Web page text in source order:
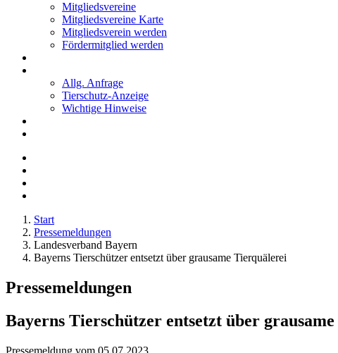
Mitgliedsvereine
Mitgliedsvereine Karte
Mitgliedsverein werden
Fördermitglied werden
Allg. Anfrage
Tierschutz-Anzeige
Wichtige Hinweise
Start
Pressemeldungen
Landesverband Bayern
Bayerns Tierschützer entsetzt über grausame Tierquälerei
Pressemeldungen
Bayerns Tierschützer entsetzt über
Pressemeldung vom 05.07.2023